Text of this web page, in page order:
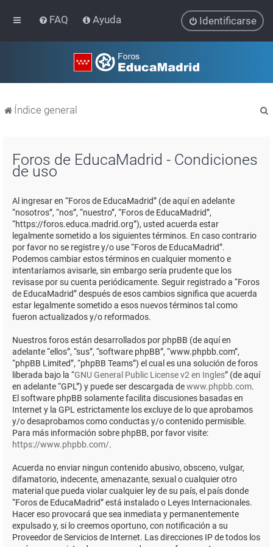
FAQ Ayuda Identificarse
Índice general
Foros de EducaMadrid - Condiciones
de uso
Al ingresar en “Foros de EducaMadrid” (de aquí en adelante
“nosotros”, “nos”, “nuestro”, “Foros de EducaMadrid”,
“https://foros.educa.madrid.org”), usted acuerda estar
legalmente sometido a los siguientes términos. En caso contrario
por favor no se registre y/o use “Foros de EducaMadrid”.
Podemos cambiar estos términos en cualquier momento e
intentaríamos avisarle, sin embargo sería prudente que los
revisase por su cuenta periódicamente. Seguir registrado a “Foros
de EducaMadrid” después de esos cambios significa que acuerda
estar legalmente sometido a esos nuevos términos tal como
fueron actualizados y/o reformados.
Nuestros foros están desarrollados por phpBB (de aquí en
adelante “ellos”, “sus”, “software phpBB”, “www.phpbb.com”,
“phpBB Limited”, “phpBB Teams”) el cual es una solución de foros
liberada bajo la “GNU General Public License v2 en Ingles” (de aquí
en adelante “GPL”) y puede ser descargada dewww.phpbb.com.
El software phpBB solamente facilita discusiones basadas en
Internet y la GPL estrictamente los excluye de lo que aprobamos
y/o desaprobamos como conductas y/o contenido permisible.
Para más información sobre phpBB, por favor visite:
https://www.phpbb.com/.
Acuerda no enviar ningun contenido abusivo, obsceno, vulgar,
difamatorio, indecente, amenazante, sexual o cualquier otro
material que pueda violar cualquier ley de su país, el país donde
“Foros de EducaMadrid” está instalado o Leyes Internacionales.
Hacer eso provocará que sea inmediata y permanentemente
expulsado y, si lo creemos oportuno, con notificación a su
Proveedor de Servicios de Internet. Las direcciones IP de todos los